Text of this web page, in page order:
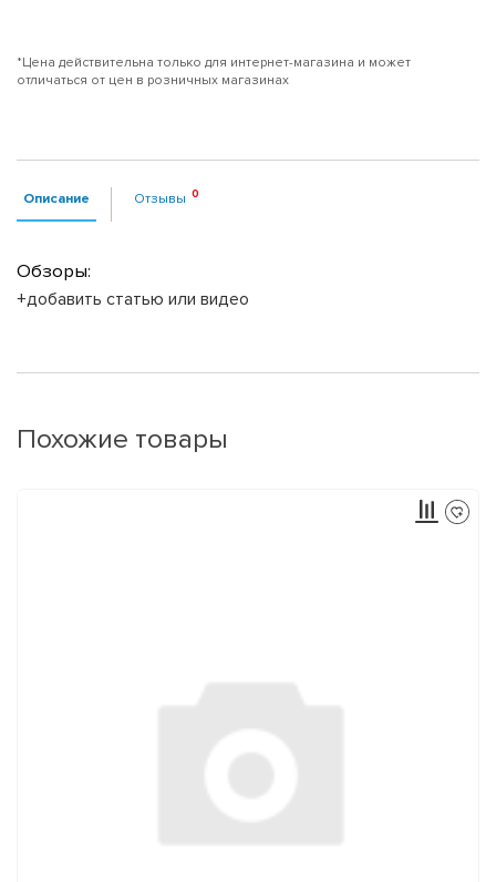
*Цена действительна только для интернет-магазина и может
отличаться от цен в розничных магазинах
Описание Отзывы
Обзоры:
+добавить статью или видео
Похожие товары